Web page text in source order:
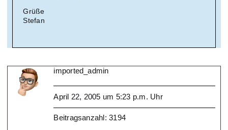
Grüße
Stefan
imported_admin
April 22, 2005 um 5:23 p.m. Uhr
Beitragsanzahl: 3194